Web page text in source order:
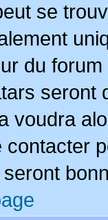
se
du
seront
voudra